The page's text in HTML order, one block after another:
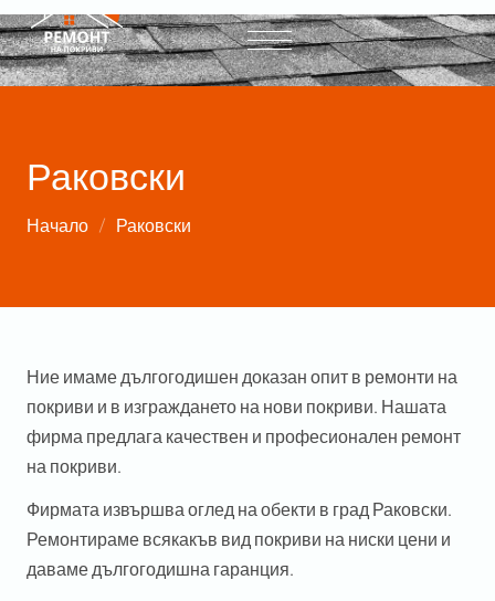
Раковски
Начало Раковски
Ние имаме дългогодишен доказан опит в ремонти на
покриви и в изграждането на нови покриви. Нашата
фирма предлага качествен и професионален ремонт
на покриви.
Фирмата извършва оглед на обекти в град Раковски.
Ремонтираме всякакъв вид покриви на ниски цени и
даваме дългогодишна гаранция.